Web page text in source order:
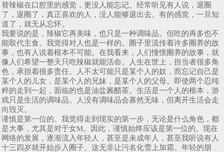
替辣椒在口腔里的感觉，更没人能忘记。经常听见有人说，退圈
了，退圈了，真正喜欢的人，没人能够退出去。有的感觉，一旦知
道了，就无从忘怀。
我要说的是，辣椒它再美味，也只是一种调味品。但吃的再多也不
能取代主食。我觉得对人也是一样的。圈子里流传着许多圈养的故
事，也有人说着根本不可能。在我看来，人们憧憬圈养的故事，就
像人们希望一整天只吃辣椒就能活命。人生在世上，担当者很多角
色，承担着很多责任。人不太可能只是某个人的奴，而忘记自己是
某个人的儿女，是某个人的兄妹，是某个人的父母。即使两个忍纯
粹的走到一起，面临的也是油盐酱醋茶。生活是一个人的根本，游
戏只是生活的调味品。人没有调味品会寡然无味，但离开生活会走
向毁灭。
谨慎是第一位的。我觉得走到现实的第一步，无论是什么角色，都
是大事，尤其是对于女M。因此，谨慎始终应该是第一位的。现在
网络的发展，逐渐流入年轻人，甚至是未成年人，甚至我听说有人
十三四岁就开始步入圈子。这无非让污名化雪上加霜。年轻的朋